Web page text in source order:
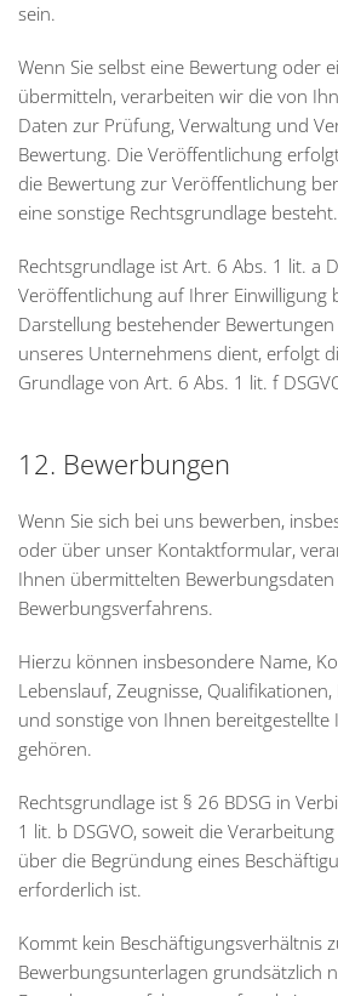
sein.
Wenn Sie selbst eine Bewertung oder
übermitteln, verarbeiten wir die von
Daten zur Prüfung, Verwaltung und
Bewertung. Die Veröffentlichung
die Bewertung zur Veröffentlichung
eine sonstige Rechtsgrundlage besteht.
Rechtsgrundlage ist Art. 6 Abs. 1 lit. a
Veröffentlichung auf Ihrer Einwilligung
Darstellung bestehender
unseres Unternehmens dient, erfolgt
Grundlage von Art. 6 Abs. 1 lit. f
12. Bewerbungen
Wenn Sie sich bei uns bewerben,
oder über unser Kontaktformular,
Ihnen übermittelten
Bewerbungsverfahrens.
Hierzu können insbesondere Name,
Lebenslauf, Zeugnisse,
und sonstige von Ihnen
gehören.
Rechtsgrundlage ist § 26 BDSG in
1 lit. b DSGVO, soweit die
über die Begründung eines
erforderlich ist.
Kommt kein Beschäftigungsverhältnis
Bewerbungsunterlagen grundsätzlich